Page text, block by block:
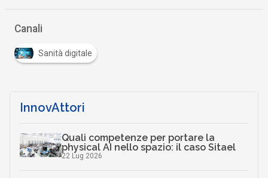
Canali
Sanità digitale
InnovAttori
Quali competenze per portare la
physical AI nello spazio: il caso Sitael
22 Lug 2026